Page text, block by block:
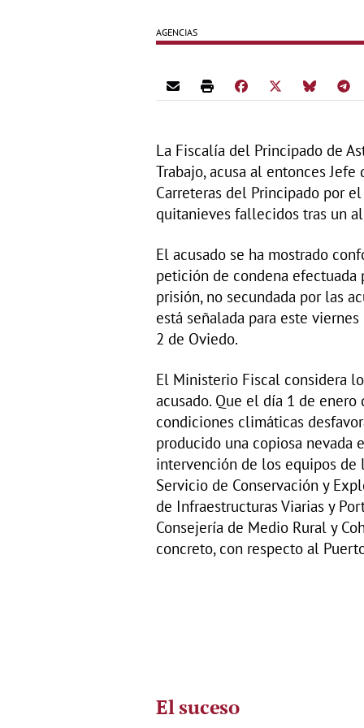
AGENCIAS
La Fiscalía del Principado de
Trabajo, acusa al entonces
Carreteras del Principado por
quitanieves fallecidos tras un
El acusado se ha mostrado
petición de condena efectuada
prisión, no secundada por las
está señalada para este
2 de Oviedo.
El Ministerio Fiscal considera
acusado. Que el día 1 de
condiciones climáticas
producido una copiosa nevada
intervención de los equipos de
Servicio de Conservación y
de Infraestructuras Viarias y
Consejería de Medio Rural y
concreto, con respecto al
El suceso